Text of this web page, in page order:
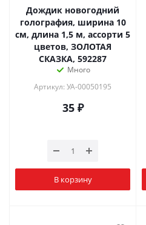
Дождик новогодний
голография, ширина 10
см, длина 1,5 м, ассорти 5
цветов, ЗОЛОТАЯ
СКАЗКА, 592287
Много
Артикул: УА-00050195
35₽
В корзину